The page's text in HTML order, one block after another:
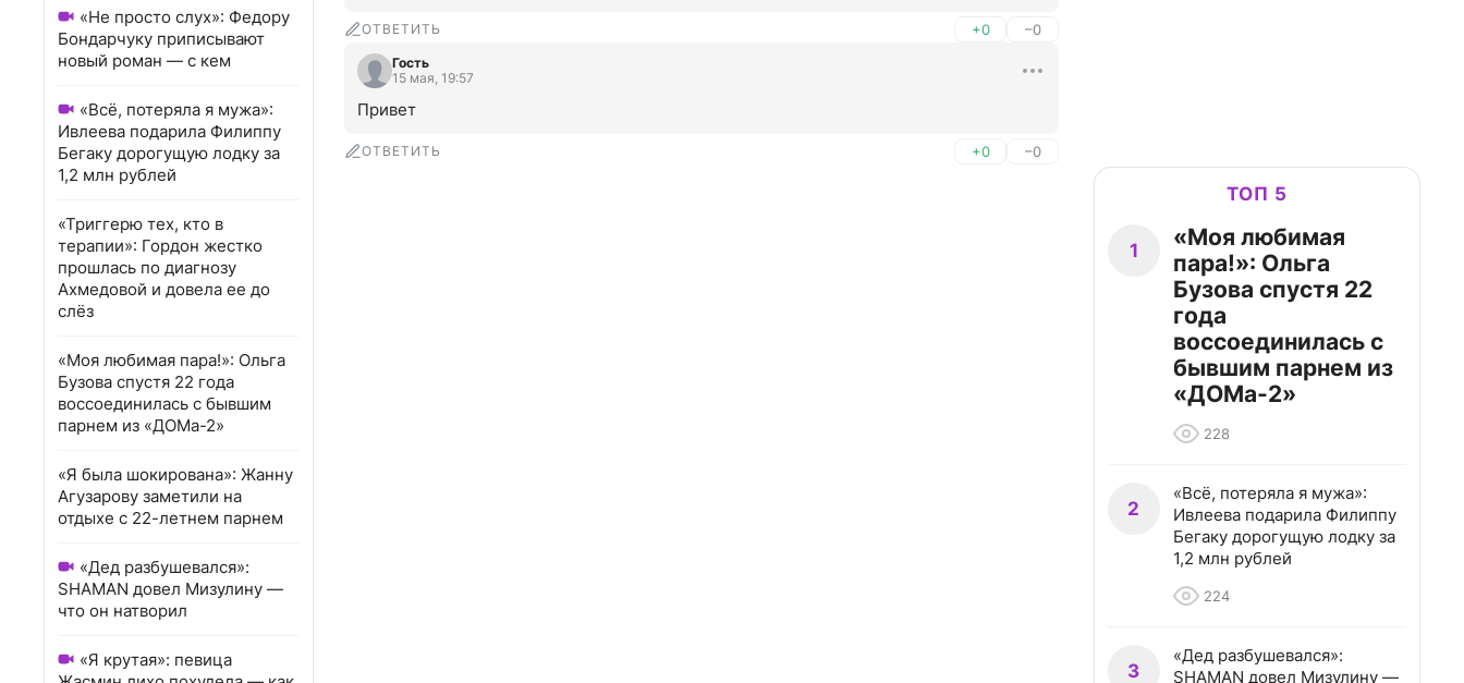
«Не просто слух»: Федору
Бондарчуку приписывают
новый роман — с кем
«Всё, потеряла я мужа»:
Ивлеева подарила Филиппу
Бегаку дорогущую лодку за
1,2 млн рублей
«Триггерю тех, кто в
терапии»: Гордон жестко
прошлась по диагнозу
Ахмедовой и довела ее до
слёз
«Моя любимая пара!»: Ольга
Бузова спустя 22 года
воссоединилась с бывшим
парнем из «ДОМа-2»
«Я была шокирована»: Жанну
Агузарову заметили на
отдыхе с 22-летнем парнем
«Дед разбушевался»:
SHAMAN довел Мизулину —
что он натворил
«Я крутая»: певица
ОТВЕТИТЬ +0 –0
Гость
15 мая, 19:57
Привет
ОТВЕТИТЬ +0 –0
ТОП 5
1
«Моя любимая
пара!»: Ольга
Бузова спустя 22
года
воссоединилась с
бывшим парнем из
«ДОМа-2»
228
2
«Всё, потеряла я мужа»:
Ивлеева подарила Филиппу
Бегаку дорогущую лодку за
1,2 млн рублей
224
3
«Дед разбушевался»:
SHAMAN довел Мизулину —